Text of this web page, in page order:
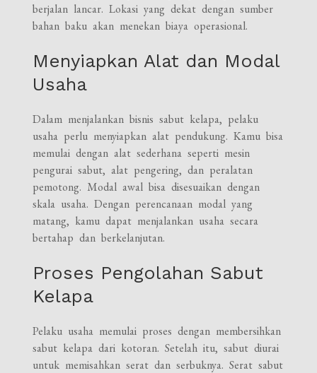
berjalan lancar. Lokasi yang dekat dengan sumber
bahan baku akan menekan biaya operasional.
Menyiapkan Alat dan Modal
Usaha
Dalam menjalankan bisnis sabut kelapa, pelaku
usaha perlu menyiapkan alat pendukung. Kamu bisa
memulai dengan alat sederhana seperti mesin
pengurai sabut, alat pengering, dan peralatan
pemotong. Modal awal bisa disesuaikan dengan
skala usaha. Dengan perencanaan modal yang
matang, kamu dapat menjalankan usaha secara
bertahap dan berkelanjutan.
Proses Pengolahan Sabut
Kelapa
Pelaku usaha memulai proses dengan membersihkan
sabut kelapa dari kotoran. Setelah itu, sabut diurai
untuk memisahkan serat dan serbuknya. Serat sabut